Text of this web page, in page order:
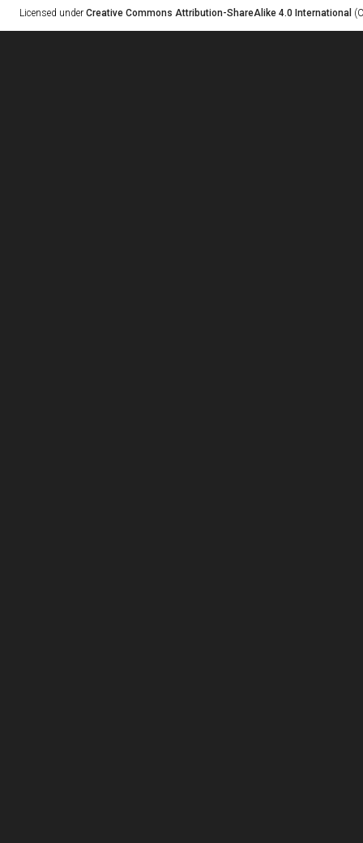
Licensed under Creative Commons Attribution-ShareAlike 4.0 International